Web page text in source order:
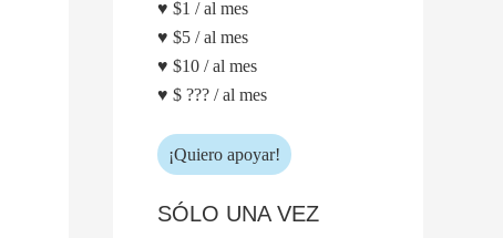
♥ $1 / al mes
♥ $5 / al mes
♥ $10 / al mes
♥ $ ??? / al mes
¡Quiero apoyar!
SÓLO UNA VEZ